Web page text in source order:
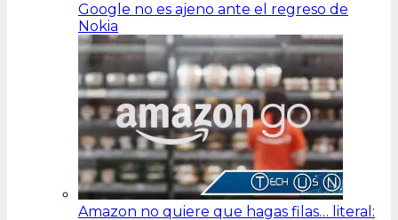
Google no es ajeno ante el regreso de
Nokia
Amazon no quiere que hagas filas… literal: